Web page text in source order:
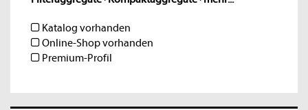
Katalog vorhanden
Online-Shop vorhanden
Premium-Profil